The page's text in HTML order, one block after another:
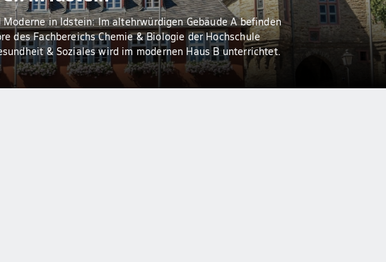
Moderne in Idstein: Im altehrwürdigen Gebäude A befinden
des Fachbereichs Chemie & Biologie der Hochschule
& Soziales wird im modernen Haus B unterrichtet.